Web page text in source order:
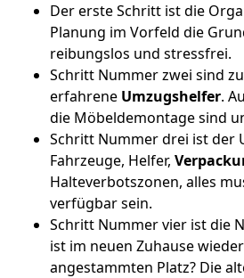
Der erste Schritt ist die
Planung im Vorfeld die
reibungslos und stressfrei.
Schritt Nummer zwei sind
erfahrene Umzugshelfer.
die Möbeldemontage sind
Schritt Nummer drei ist der
Fahrzeuge, Helfer,
Halteverbotszonen, alles
verfügbar sein.
Schritt Nummer vier ist die
ist im neuen Zuhause
angestammten Platz? Die